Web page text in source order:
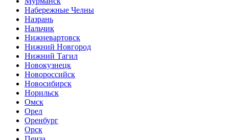
Набережные Челны
Назрань
Нальчик
Нижневартовск
Нижний Новгород
Нижний Тагил
Новокузнецк
Новороссийск
Новосибирск
Норильск
Омск
Орел
Оренбург
Орск